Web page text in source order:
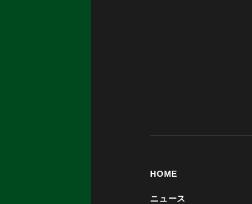
HOME
ニュース